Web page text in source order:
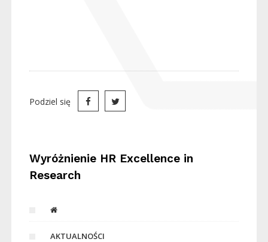
Podziel się
Wyróżnienie HR Excellence in
Research
AKTUALNOŚCI